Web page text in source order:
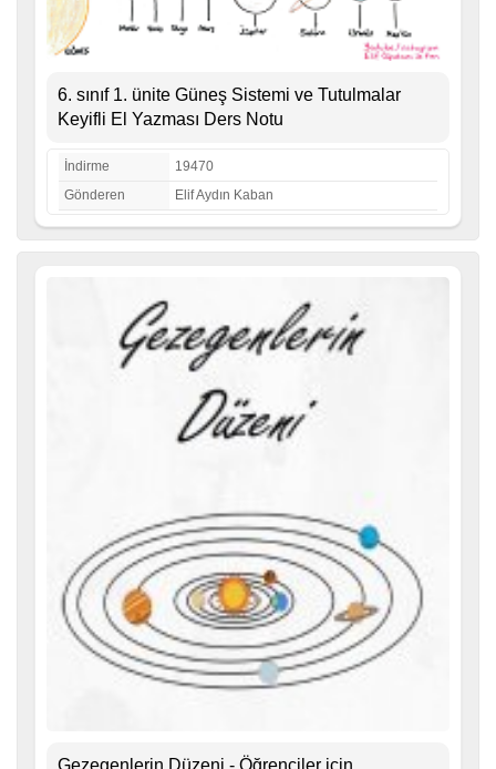
6. sınıf 1. ünite Güneş Sistemi ve Tutulmalar
Keyifli El Yazması Ders Notu
İndirme
19470
Gönderen
Elif Aydın Kaban